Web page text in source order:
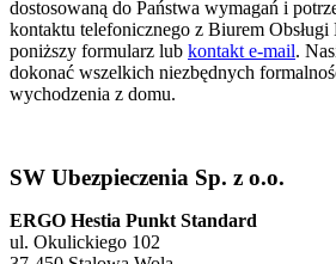
dostosowaną do Państwa wymagań i
kontaktu telefonicznego z Biurem
poniższy formularz lub kontakt e-mail.
dokonać wszelkich niezbędnych
wychodzenia z domu.
SW Ubezpieczenia Sp. z o.o.
ERGO Hestia Punkt Standard
ul. Okulickiego 102